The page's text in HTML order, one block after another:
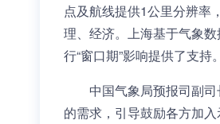
点及航线提供1公里分辨率
理、经济。上海基于气象
行“窗口期”影响提供了支持。
中国气象局预报司副
的需求，引导鼓励各方加